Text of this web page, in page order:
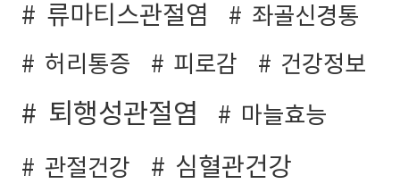
류마티스관절염
좌골신경통
허리통증
피로감 건강정보
퇴행성관절염
마늘효능
관절건강
심혈관건강